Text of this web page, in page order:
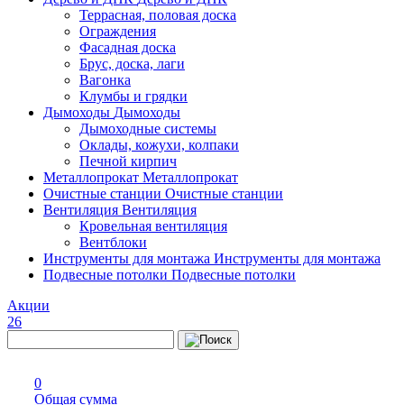
Террасная, половая доска
Ограждения
Фасадная доска
Брус, доска, лаги
Вагонка
Клумбы и грядки
Дымоходы Дымоходы
Дымоходные системы
Оклады, кожухи, колпаки
Печной кирпич
Металлопрокат Металлопрокат
Очистные станции Очистные станции
Вентиляция Вентиляция
Кровельная вентиляция
Вентблоки
Инструменты для монтажа Инструменты для монтажа
Подвесные потолки Подвесные потолки
Акции
26
0
Общая сумма